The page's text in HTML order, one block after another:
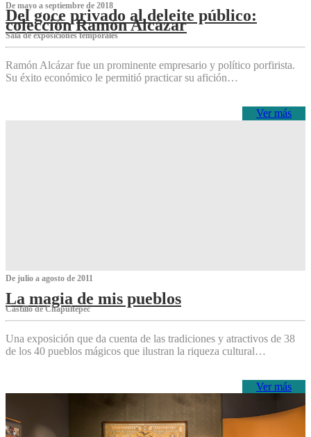
De mayo a septiembre de 2018
Del goce privado al deleite público:
colección Ramón Alcázar
Sala de exposiciones temporales
Ramón Alcázar fue un prominente empresario y político porfirista.
Su éxito económico le permitió practicar su afición…
Ver más
De julio a agosto de 2011
La magia de mis pueblos
Castillo de Chapultepec
Una exposición que da cuenta de las tradiciones y atractivos de 38
de los 40 pueblos mágicos que ilustran la riqueza cultural…
Ver más